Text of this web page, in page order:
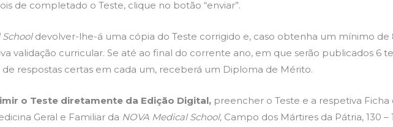
de completado o Teste, clique no botão “enviar”.
devolver-lhe-á uma cópia do Teste corrigido e, caso obtenha um mínimo de
validação curricular. Se até ao final do corrente ano, em que serão publicados 6
respostas certas em cada um, receberá um Diploma de Mérito.
o Teste diretamente da Edição Digital, preencher o Teste e a respetiva
Geral e Familiar da NOVA Medical School, Campo dos Mártires da Pátria, 130